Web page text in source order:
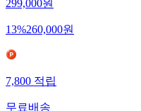
299,000원
13%260,000원
7,800적립